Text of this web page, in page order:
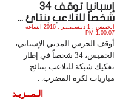
إسبانيا توقف 34
شخصاً للتلاعب بنتائ ...
الخميس , 1 ديـسـمـبـر , 2016 الساعة
1:00:07 PM
أوقف الحرس المدني الإسباني،
الخميس، 34 شخصاً في إطار
تفكيك شبكة للتلاعب بنتائج
مباريات لكرة المضرب. .
الـمــزيـد